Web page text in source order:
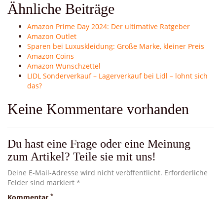
Ähnliche Beiträge
Amazon Prime Day 2024: Der ultimative Ratgeber
Amazon Outlet
Sparen bei Luxuskleidung: Große Marke, kleiner Preis
Amazon Coins
Amazon Wunschzettel
LIDL Sonderverkauf – Lagerverkauf bei Lidl – lohnt sich
das?
Keine Kommentare vorhanden
Du hast eine Frage oder eine Meinung
zum Artikel? Teile sie mit uns!
Deine E-Mail-Adresse wird nicht veröffentlicht. Erforderliche
Felder sind markiert *
*